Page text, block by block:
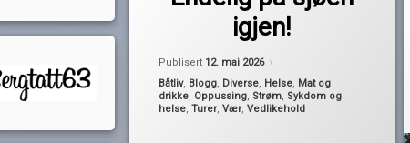
igjen!
Publisert 12. mai 2026
Kategorier:
Båtliv, Blogg, Diverse, Helse, Mat og
drikke, Oppussing, Strøm, Sykdom og
helse,Turer,Vær,Vedlikehold
oppussing